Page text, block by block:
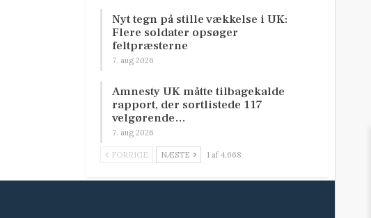
Nyt tegn på stille vækkelse i UK:
Flere soldater opsøger
feltpræsterne
7. aug 2026
Amnesty UK måtte tilbagekalde
rapport, der sortlistede 117
velgørende…
7. aug 2026
FORRIGE NÆSTE 1 af 4.668